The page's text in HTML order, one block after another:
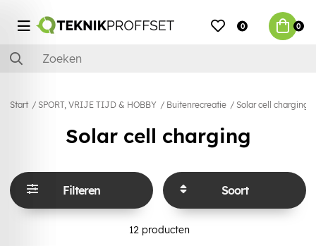
0 0
Start SPORT, VRIJE TIJD & HOBBY Buitenrecreatie Solar cell charging
Solar cell charging
Filteren Soort
12 producten